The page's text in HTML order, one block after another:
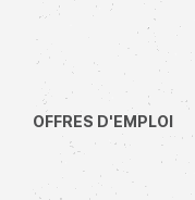
OFFRES D'EMPLOI